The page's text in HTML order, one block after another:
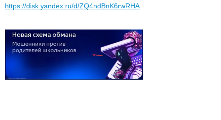
https://disk.yandex.ru/d/ZQ4ndBnK6rwRHA